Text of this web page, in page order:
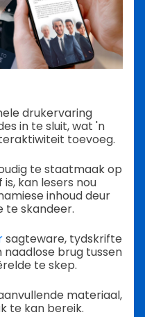
drukervaring
in te sluit, wat 'n
toevoeg.
te staatmaak op
kan lesers nou
inhoud deur
te skandeer.
sagteware, tydskrifte
naadlose brug tussen
te skep.
materiaal,
te kan bereik.